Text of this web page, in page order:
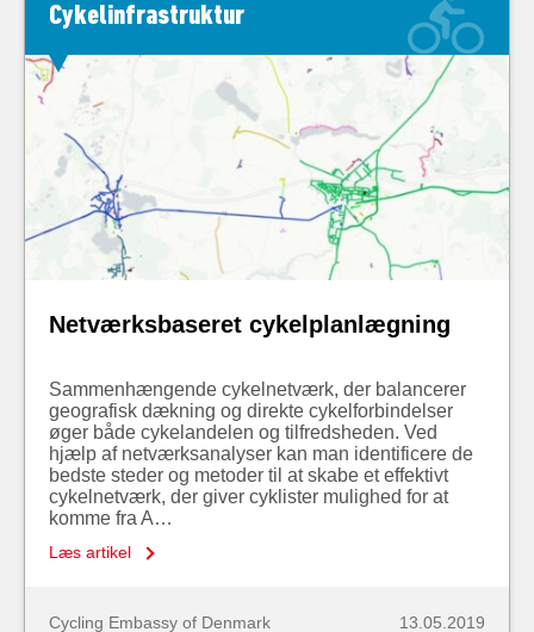
Cykelinfrastruktur
Netværksbaseret cykelplanlægning
Sammenhængende cykelnetværk, der balancerer
geografisk dækning og direkte cykelforbindelser
øger både cykelandelen og tilfredsheden. Ved
hjælp af netværksanalyser kan man identificere de
bedste steder og metoder til at skabe et effektivt
cykelnetværk, der giver cyklister mulighed for at
komme fra A…
Læs artikel
Cycling Embassy of Denmark 13.05.2019